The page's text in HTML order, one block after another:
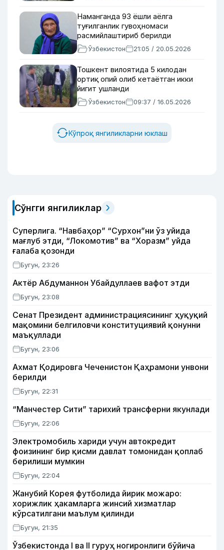
Наманганда 93 ёшли аёлга
туғилганлик гувоҳномаси
расмийлаштириб берилди
Ўзбекистон 21:05 / 20.05.2026
Тошкент вилоятида 5 килодан
ортиқ опий олиб кетаётган икки
йигит ушланди
Ўзбекистон 09:37 / 16.05.2026
Кўпроқ янгиликларни юклаш
Сўнгги янгиликлар
Суперлига. “Навбаҳор” “Сурхон”ни ўз уйида
мағлуб этди, “Локомотив” ва “Хоразм” уйда
ғалаба қозонди
Бугун, 23:26
Актёр Абду­маннон Убайдуллаев вафот этди
Бугун, 23:08
Сенат Президент администрациясининг ҳуқуқий
мақомини белгиловчи конституциявий қонунни
маъқуллади
Бугун, 23:06
Ахмат Қодировга Чеченистон Қаҳрамони унвони
берилди
Бугун, 22:31
“Манчестер Сити” тарихий трансферни якунлади
Бугун, 22:06
Электромобиль хариди учун автокредит
фоизининг бир қисми давлат томонидан қоплаб
берилиши мумкин
Бугун, 22:04
Жанубий Корея футболида йирик можаро:
хорижлик ҳакамларга жинсий хизматлар
кўрсатилгани маълум қилинди
Бугун, 21:35
Ўзбекистонда I ва II гуруҳ ногиронлиги бўйича